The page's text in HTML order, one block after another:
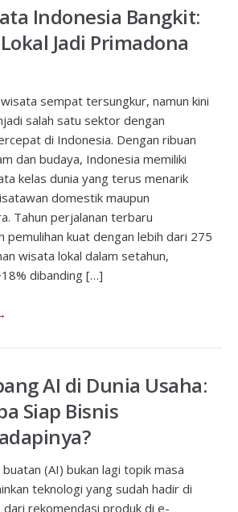
Indonesia Bangkit:
Jadi Primadona
sempat tersungkur, namun kini
salah satu sektor dengan
di Indonesia. Dengan ribuan
dan budaya, Indonesia memiliki
kelas dunia yang terus menarik
domestik maupun
Tahun perjalanan terbaru
pemulihan kuat dengan lebih dari 275
wisata lokal dalam setahun,
dibanding […]
AI di Dunia Usaha:
Siap Bisnis
(AI) bukan lagi topik masa
teknologi yang sudah hadir di
dari rekomendasi produk di e-